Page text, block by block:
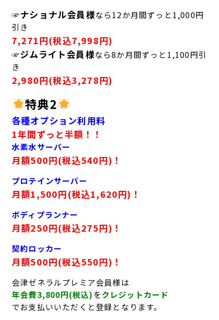
見学・体験 スタジオプログラム情報
入会方法 よくあるご質問
店舗へのお問い合わせ
☞ナショナル会員様なら12か月間ずっと1,000円
引き
7,271円(税込7,998円)
☞ジムライト会員様なら8か月間ずっと1,100円引
き
2,980円(税込3,278円)
特典2
各種オプション利用料
1年間ずっと半額！！
水素水サーバー
月額500円(税込540円)！
プロテインサーバー
月額1,500円(税込1,620円)！
ボディプランナー
月額250円(税込275円)！
契約ロッカー
月額500円(税込550円)！
会津ゼネラルプレミア会員様は
年会費3,800円(税込)をクレジットカード
でお支払いいただくと登録となります。